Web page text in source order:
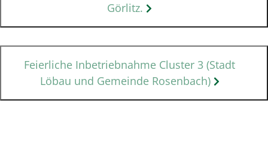
Görlitz.
Feierliche Inbetriebnahme Cluster 3 (Stadt
Löbau und Gemeinde Rosenbach)